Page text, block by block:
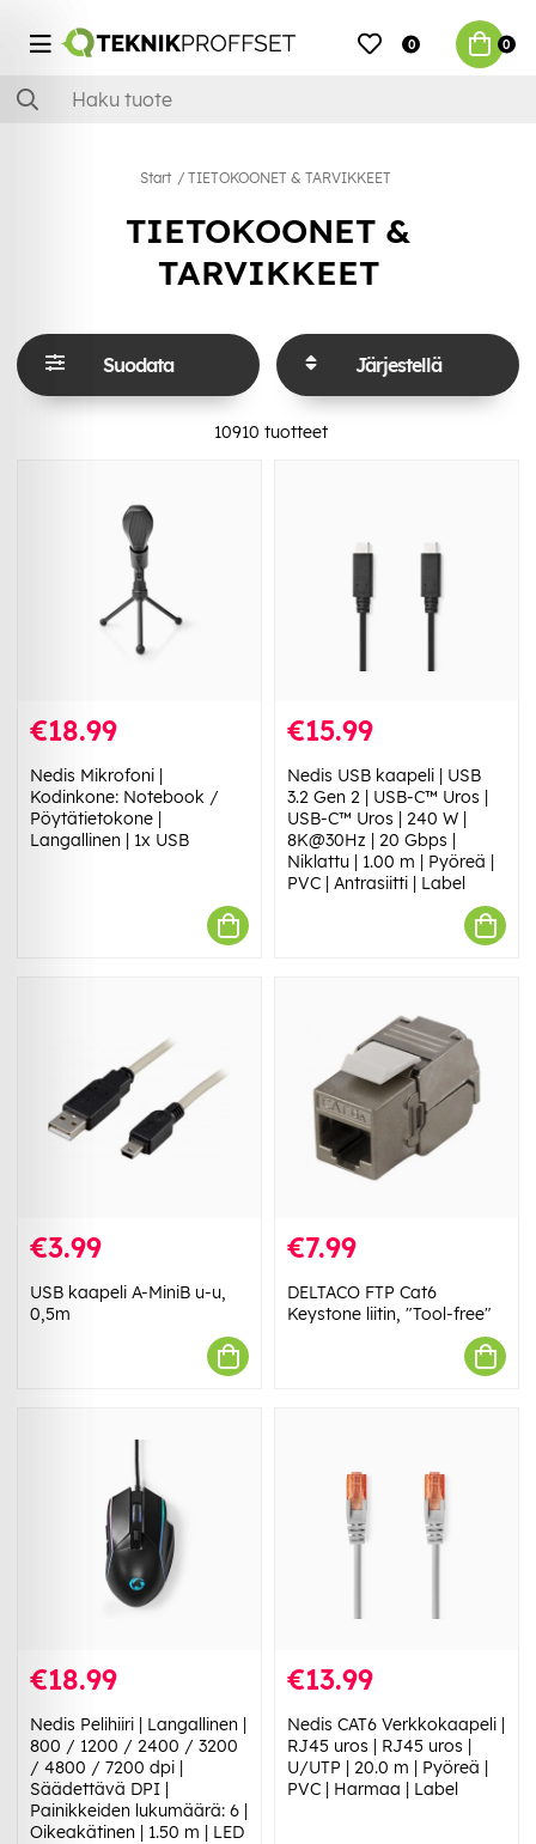
0 0
Start TIETOKOONET & TARVIKKEET
TIETOKOONET &
TARVIKKEET
Suodata Järjestellä
10910 tuotteet
€18.99
Nedis Mikrofoni |
Kodinkone: Notebook /
Pöytätietokone |
Langallinen | 1x USB
€15.99
Nedis USB kaapeli | USB
3.2 Gen 2 | USB-C™ Uros |
USB-C™ Uros | 240 W |
8K@30Hz | 20 Gbps |
Niklattu | 1.00 m | Pyöreä |
PVC | Antrasiitti | Label
€3.99
USB kaapeli A-MiniB u-u,
0,5m
€7.99
DELTACO FTP Cat6
Keystone liitin, "Tool-free"
€18.99
Nedis Pelihiiri | Langallinen |
800 / 1200 / 2400 / 3200
/ 4800 / 7200 dpi |
Säädettävä DPI |
Painikkeiden lukumäärä: 6 |
Oikeakätinen | 1.50 m | LED
€13.99
Nedis CAT6 Verkkokaapeli |
RJ45 uros | RJ45 uros |
U/UTP | 20.0 m | Pyöreä |
PVC | Harmaa | Label